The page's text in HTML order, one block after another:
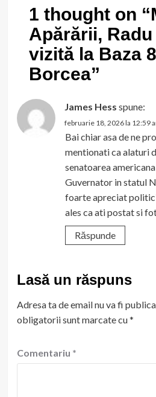
1 thought on “
Apărării,
vizită la Baza
Borcea”
James Hess spune:
februarie 18, 2026 la 12:59
Bai chiar asa de ne
mentionati ca alaturi
senatoarea
Guvernator in statul
foarte apreciat
ales ca ati postat si
Răspunde
Lasă un răspuns
Adresa ta de email nu va fi
obligatorii sunt marcate cu*
Comentariu *